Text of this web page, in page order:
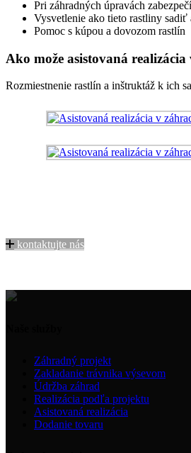
Pri záhradných úpravách
Vysvetlenie ako tieto rastliny sadiť
Pomoc s kúpou a dovozom rastlín
Ako može asistovaná
Rozmiestnenie rastlín a inštruktáž k ich
kontaktujte nás
Záhradný projekt
Zakladanie trávnika výsevom
Údržba záhrad
Realizácia podľa projektu
Asistovaná realizácia
Dodanie tovaru